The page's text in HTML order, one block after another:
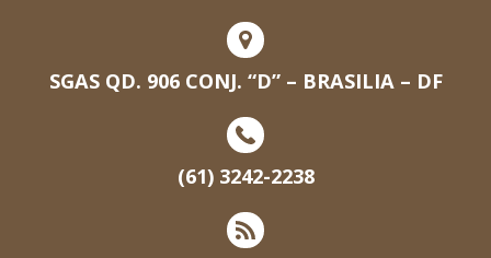
SGAS QD. 906 CONJ. “D” – BRASILIA – DF
(61) 3242-2238